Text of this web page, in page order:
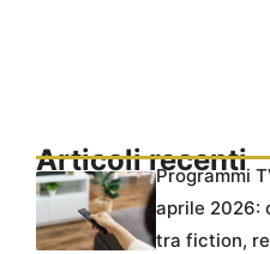
Articoli recenti
Programmi
aprile 2026:
tra fiction,